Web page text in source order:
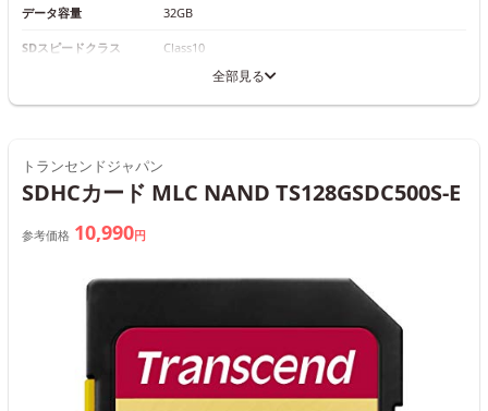
データ容量 32GB
SDスピードクラス Class10
全部見る
トランセンドジャパン
SDHCカード MLC NAND TS128GSDC500S-E
参考価格 10,990円